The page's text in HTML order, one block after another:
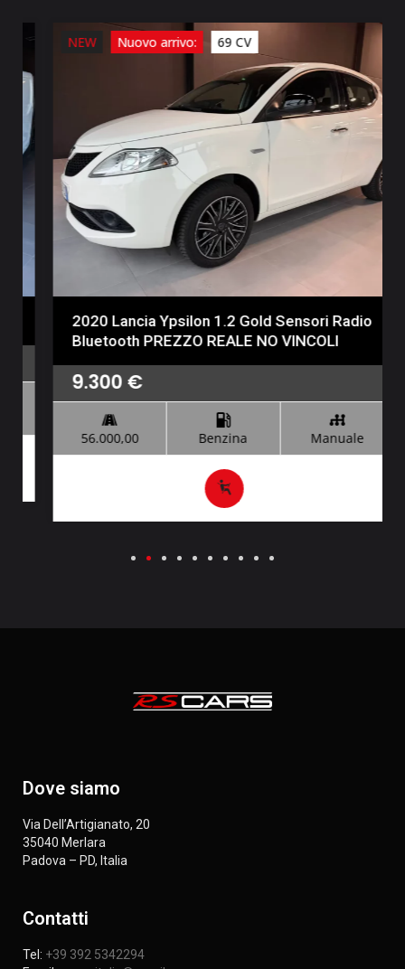
NEW Nuovo arrivo: 69 CV
2020 Lancia Ypsilon 1.2 Gold Sensori Radio
Bluetooth PREZZO REALE NO VINCOLI
9.300€
56.000,00 Benzina Manuale
Dove siamo
Via Dell’Artigianato, 20
35040 Merlara
Padova – PD, Italia
Contatti
Tel: +39 392 5342294